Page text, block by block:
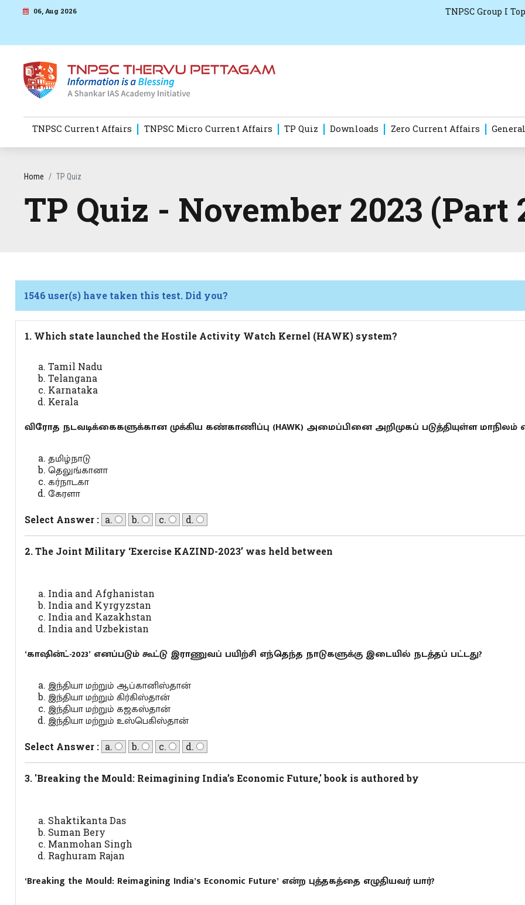
06, Aug 2026 TNPSC Group I
TNPSC Current Affairs TNPSC Micro Current Affairs TP Quiz Downloads Zero Current Affairs
Home TP Quiz
TP Quiz - November 2023 (Part
1546 user(s) have taken this test. Did you?
1. Which state launched the Hostile Activity Watch Kernel (HAWK) system?
Tamil Nadu
Telangana
Karnataka
Kerala
விரோத நடவடிக்கைகளுக்கான முக்கிய கண்காணிப்பு (HAWK) அமைப்பினை அறிமுகப் படுத்தியுள்ள மாநிலம்
தமிழ்நாடு
தெலுங்கானா
கர்நாடகா
கேரளா
Select Answer : a. b. c. d.
2. The Joint Military ‘Exercise KAZIND-2023’ was held between
India and Afghanistan
India and Kyrgyzstan
India and Kazakhstan
India and Uzbekistan
‘காஷின்ட்-2023’ எனப்படும் கூட்டு இராணுவப் பயிற்சி எந்தெந்த நாடுகளுக்கு இடையில் நடத்தப் பட்டது?
இந்தியா மற்றும் ஆப்கானிஸ்தான்
இந்தியா மற்றும் கிர்கிஸ்தான்
இந்தியா மற்றும் கஜகஸ்தான்
இந்தியா மற்றும் உஸ்பெகிஸ்தான்
Select Answer : a. b. c. d.
3. 'Breaking the Mould: Reimagining India’s Economic Future,' book is authored by
Shaktikanta Das
Suman Bery
Manmohan Singh
Raghuram Rajan
‘Breaking the Mould: Reimagining India’s Economic Future’ என்ற புத்தகத்தை எழுதியவர் யார்?